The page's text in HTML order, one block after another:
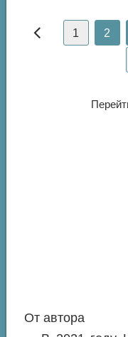
1 2
От автора